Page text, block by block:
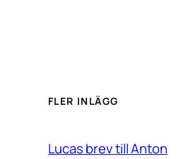
FLER INLÄGG
Lucas brev till Anton